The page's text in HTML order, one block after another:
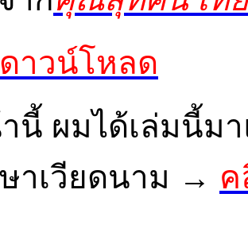
าวน์โหลด
นี้ ผมได้เล่มนี้ม
าเวียดนาม →